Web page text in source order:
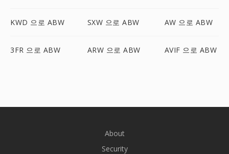
KWD 으로 ABW SXW 으로 ABW AW 으로 ABW
3FR 으로 ABW ARW 으로 ABW AVIF 으로 ABW
About
Security